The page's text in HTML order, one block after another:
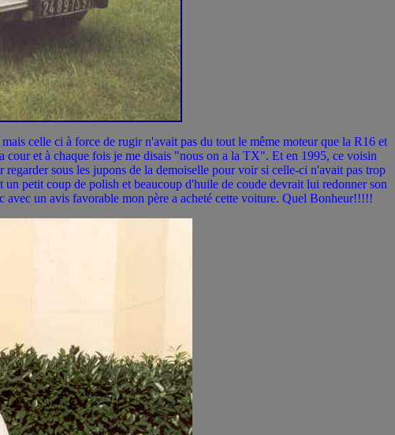
celle ci à force de rugir n'avait pas du tout le même moteur que la R16 et
et à chaque fois je me disais "nous on a la TX". Et en 1995, ce voisin
sous les jupons de la demoiselle pour voir si celle-ci n'avait pas trop
petit coup de polish et beaucoup d'huile de coude devrait lui redonner son
un avis favorable mon père a acheté cette voiture. Quel Bonheur!!!!!